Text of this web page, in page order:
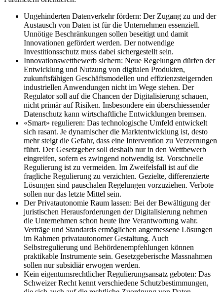
Ungehinderten Datenverkehr fördern: Der Zugang zu und der
Austausch von Daten ist für die Unternehmen essenziell.
Unnötige Beschränkungen sollen beseitigt und damit
Innovationen gefördert werden. Der notwendige
Investitionsschutz muss dabei sichergestellt sein.
Innovationswettbewerb sichern: Neue Regelungen dürfen der
Entwicklung und Nutzung von digitalen Produkten,
zukunftsfähigen Geschäftsmodellen und effizienzsteigernden
industriellen Anwendungen nicht im Wege stehen. Der
Regulator soll auf die Chancen der Digitalisierung schauen,
nicht primär auf Risiken. Insbesondere ein überschiessender
Datenschutz kann wirtschaftliche Entwicklungen bremsen.
«Smart» regulieren: Das technologische Umfeld entwickelt
sich rasant. Je dynamischer die Marktentwicklung ist, desto
mehr steigt die Gefahr, dass eine Intervention zu Verzerrungen
führt. Der Gesetzgeber soll deshalb nur in den Wettbewerb
eingreifen, sofern es zwingend notwendig ist. Vorschnelle
Regulierung ist zu vermeiden. Im Zweifelsfall ist auf die
fragliche Regulierung zu verzichten. Gezielte, differenzierte
Lösungen sind pauschalen Regelungen vorzuziehen. Verbote
sollen nur das letzte Mittel sein.
Der Privatautonomie Raum lassen: Bei der Bewältigung der
juristischen Herausforderungen der Digitalisierung nehmen
die Unternehmen schon heute ihre Verantwortung wahr.
Verträge und Standards ermöglichen angemessene Lösungen
im Rahmen privatautonomer Gestaltung. Auch
Selbstregulierung und Behördenempfehlungen können
praktikable Instrumente sein. Gesetzgeberische Massnahmen
sollen nur subsidiär erwogen werden.
Kein eigentumsrechtlicher Regulierungsansatz geboten: Das
Schweizer Recht kennt verschiedene Schutzbestimmungen,